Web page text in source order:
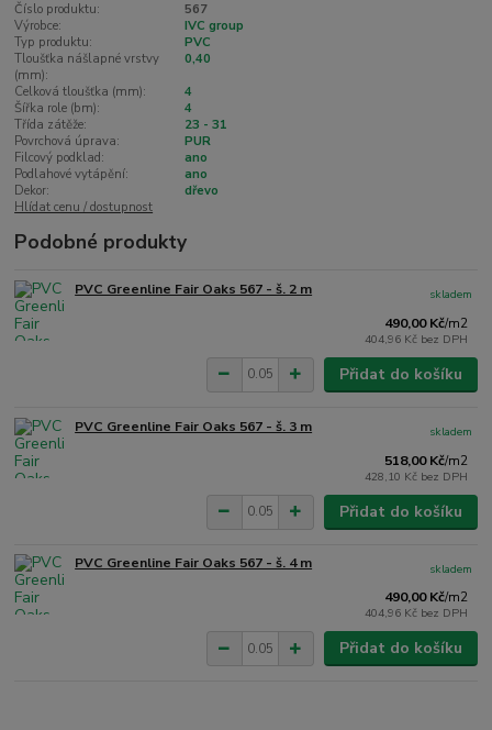
Číslo produktu:
567
Výrobce:
IVC group
Typ produktu:
PVC
Tloušťka nášlapné vrstvy
(mm):
0,40
Celková tloušťka (mm):
4
Šířka role (bm):
4
Třída zátěže:
23 - 31
Povrchová úprava:
PUR
Filcový podklad:
ano
Podlahové vytápění:
ano
Dekor:
dřevo
Hlídat cenu / dostupnost
Podobné produkty
PVC Greenline Fair Oaks 567 - š. 2 m
490,00 Kč/m2
404,96 Kč bez DPH
skladem
Přidat do košíku
PVC Greenline Fair Oaks 567 - š. 3 m
518,00 Kč/m2
428,10 Kč bez DPH
skladem
Přidat do košíku
PVC Greenline Fair Oaks 567 - š. 4 m
490,00 Kč/m2
404,96 Kč bez DPH
skladem
Přidat do košíku